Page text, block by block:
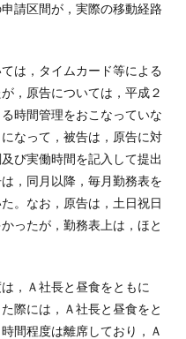
請区間が，実際の移動経路
は，タイムカード等による
，原告については，平成２
時間管理をおこなっていな
なって，被告は，原告に対
び実働時間を記入して提出
，同月以降，毎月勤務表を
。なお，原告は，土日祝日
ったが，勤務表上は，ほと
，Ａ社長と昼食をともに
際には，Ａ社長と昼食をと
間程度は離席しており，Ａ